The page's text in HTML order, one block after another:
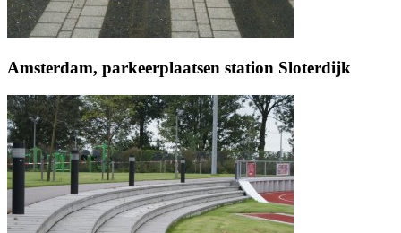
Amsterdam, parkeerplaatsen station Sloterdijk